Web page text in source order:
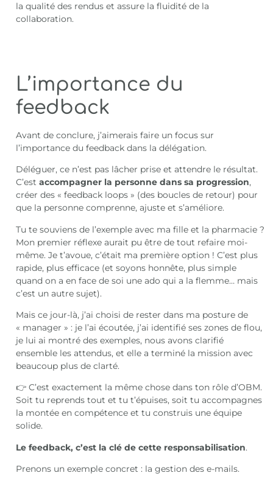
la qualité des rendus et assure la fluidité de la
collaboration.
L’importance du
feedback
Avant de conclure, j’aimerais faire un focus sur
l’importance du feedback dans la délégation.
Déléguer, ce n’est pas lâcher prise et attendre le résultat.
C’estaccompagner la personne dans sa progression,
créer des « feedback loops » (des boucles de retour) pour
que la personne comprenne, ajuste et s’améliore.
Tu te souviens de l’exemple avec ma fille et la pharmacie ?
Mon premier réflexe aurait pu être de tout refaire moi-
même. Je t’avoue, c’était ma première option ! C’est plus
rapide, plus efficace (et soyons honnête, plus simple
quand on a en face de soi une ado qui a la flemme… mais
c’est un autre sujet).
Mais ce jour-là, j’ai choisi de rester dans ma posture de
« manager » : je l’ai écoutée, j’ai identifié ses zones de flou,
je lui ai montré des exemples, nous avons clarifié
ensemble les attendus, et elle a terminé la mission avec
beaucoup plus de clarté.
👉 C’est exactement la même chose dans ton rôle d’OBM.
Soit tu reprends tout et tu t’épuises, soit tu accompagnes
la montée en compétence et tu construis une équipe
solide.
Le feedback, c’est la clé de cette responsabilisation.
Prenons un exemple concret : la gestion des e-mails.